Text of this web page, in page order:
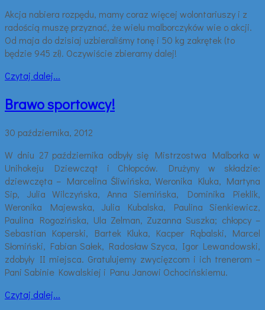
Akcja nabiera rozpędu, mamy coraz więcej wolontariuszy i z
radością muszę przyznać, że wielu malborczyków wie o akcji.
Od maja do dzisiaj uzbieraliśmy tonę i 50 kg zakrętek (to
będzie 945 zł). Oczywiście zbieramy dalej!
Czytaj dalej...
Brawo sportowcy!
30 października, 2012
W dniu 27 października odbyły się Mistrzostwa Malborka w
Unihokeju Dziewcząt i Chłopców. Drużyny w składzie:
dziewczęta – Marcelina Śliwińska, Weronika Kluka, Martyna
Sip, Julia Wilczyńska, Anna Siemińska, Dominika Pieklik,
Weronika Majewska, Julia Kubalska, Paulina Sienkiewicz,
Paulina Rogozińska, Ula Zelman, Zuzanna Suszka; chłopcy –
Sebastian Koperski, Bartek Kluka, Kacper Rąbalski, Marcel
Słomiński, Fabian Sałek, Radosław Szyca, Igor Lewandowski,
zdobyły II miejsca. Gratulujemy zwycięzcom i ich trenerom –
Pani Sabinie Kowalskiej i Panu Janowi Ochocińskiemu.
Czytaj dalej...